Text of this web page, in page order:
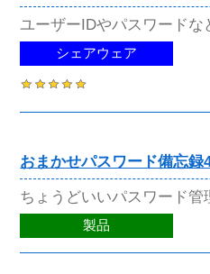
ユーザーIDやパスワード
シェアウェア
おまかせパスワード備忘録
ちょうどいいパスワード管
製品